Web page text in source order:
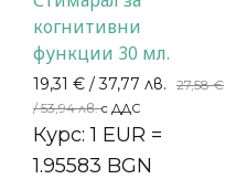
когнитивни
функции 30 мл.
19,31 € / 37,77 лв. 27,58€
/ 53,94 лв.с ДДС
Курс: 1 EUR =
1.95583 BGN